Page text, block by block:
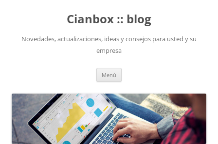
Cianbox :: blog
Novedades, actualizaciones, ideas y consejos para usted y su
empresa
Menú